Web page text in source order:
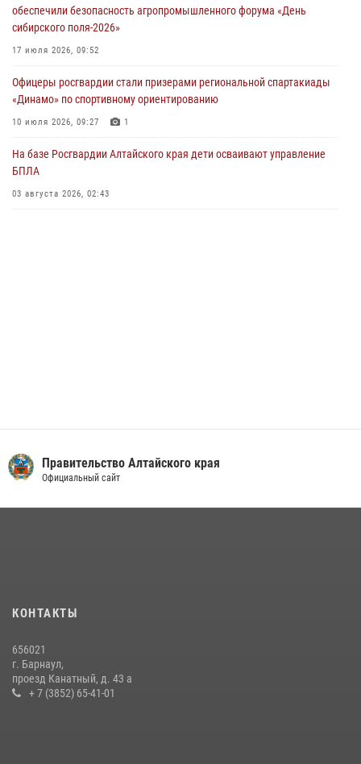
Сотрудники Росгвардии провели встречу с юными пограничниками
03 июля 2026, 04:03
Управление Росгвардии по Алтайскому краю провело для детей
02 июля 2026, 00:55
В краевом управлении вневедомственной охраны Росгвардии по
обеспечили безопасность агропромышленного форума «День
сибирского поля-2026»
17 июля 2026, 09:52
Офицеры росгвардии стали призерами региональной спартакиады
«Динамо» по спортивному ориентированию
10 июля 2026, 09:27 1
На базе Росгвардии Алтайского края дети осваивают управление
БПЛА
03 августа 2026, 02:43
Правительство Алтайского края
Официальный сайт
КОНТАКТЫ
656021
г. Барнаул,
проезд Канатный, д. 43 а
+ 7 (3852) 65-41-01